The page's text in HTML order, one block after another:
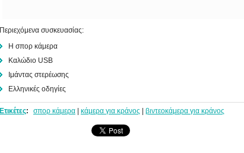
Περιεχόμενα συσκευασίας:
Η σπορ κάμερα
Καλώδιο USB
Ιμάντας στερέωσης
Ελληνικές οδηγίες
Ετικέτες: σπορ κάμερα κάμερα για κράνος βιντεοκάμερα για κράνος